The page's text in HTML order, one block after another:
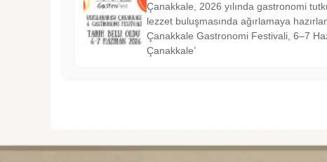
Çanakkale, 2026 yılında gastronomi
lezzet buluşmasında ağırlamaya
Çanakkale Gastronomi Festivali, 6–7
Çanakkale’